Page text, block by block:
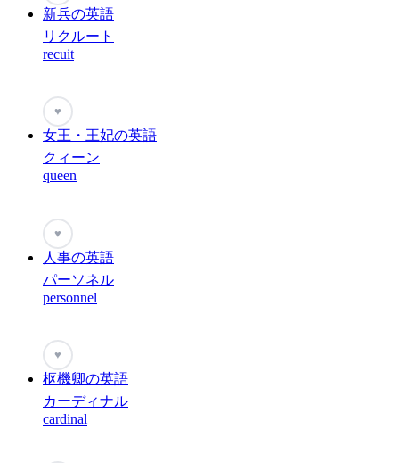
新兵の英語
リクルート
recuit
♥
女王・王妃の英語
クィーン
queen
♥
人事の英語
パーソネル
personnel
♥
枢機卿の英語
カーディナル
cardinal